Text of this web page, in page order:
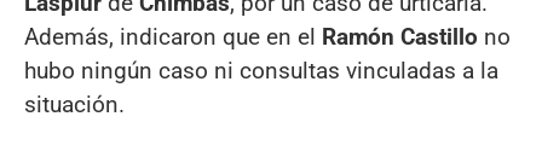
Además, indicaron que en el Ramón Castillo no
hubo ningún caso ni consultas vinculadas a la
situación.